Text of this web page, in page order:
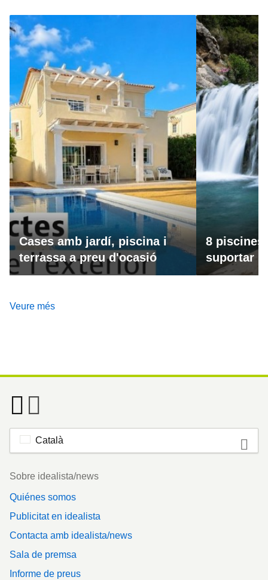
Cases amb jardí, piscina i
terrassa a preu d'ocasió
8 piscines
suportar
Veure més
Català
Footer
Sobre idealista/news
Quiénes somos
Publicitat en idealista
Contacta amb idealista/news
Sala de premsa
Informe de preus